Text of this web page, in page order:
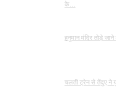
के...
हनुमान मंदिर तोड़े
चलती ट्रेन से तेंदुए ने